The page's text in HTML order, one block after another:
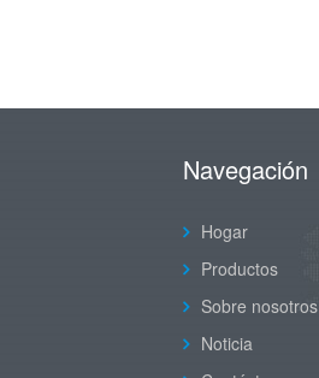
Navegación
Hogar
Productos
Sobre nosotros
Noticia